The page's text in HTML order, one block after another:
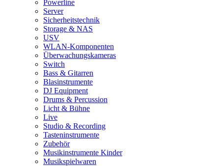
Powerline
Server
Sicherheitstechnik
Storage & NAS
USV
WLAN-Komponenten
Überwachungskameras
Switch
Bass & Gitarren
Blasinstrumente
DJ Equipment
Drums & Percussion
Licht & Bühne
Live
Studio & Recording
Tasteninstrumente
Zubehör
Musikinstrumente Kinder
Musikspielwaren